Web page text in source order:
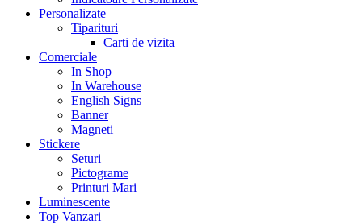
Personalizate
Tiparituri
Carti de vizita
Comerciale
In Shop
In Warehouse
English Signs
Banner
Magneti
Stickere
Seturi
Pictograme
Printuri Mari
Luminescente
Top Vanzari